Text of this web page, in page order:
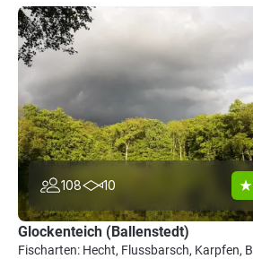
108 10
Glockenteich (Ballenstedt)
Fischarten: Hecht, Flussbarsch, Karpfen,